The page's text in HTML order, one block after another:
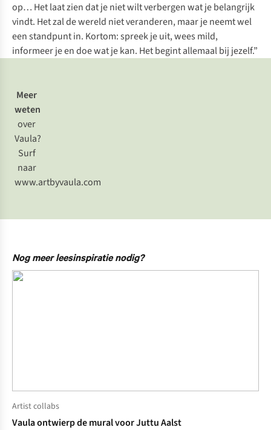
op… Het laat zien dat je niet wilt verbergen wat je belangrijk
vindt. Het zal de wereld niet veranderen, maar je neemt wel
een standpunt in. Kortom: spreek je uit, wees mild,
informeer je en doe wat je kan. Het begint allemaal bij jezelf.”
Meer
weten
over
Vaula?
Surf
naar
www.artbyvaula.com
Nog meer leesinspiratie nodig?
Artist collabs
Vaula ontwierp de mural voor Juttu Aalst